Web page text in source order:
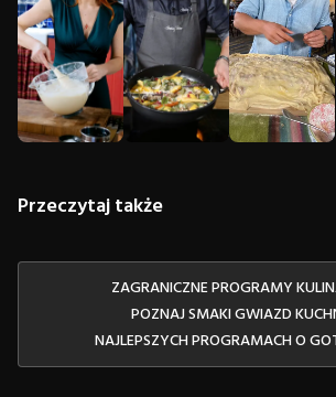
Przeczytaj także
ZAGRANICZNE PROGRAMY
POZNAJ SMAKI GWIAZD
NAJLEPSZYCH PROGRAMACH O